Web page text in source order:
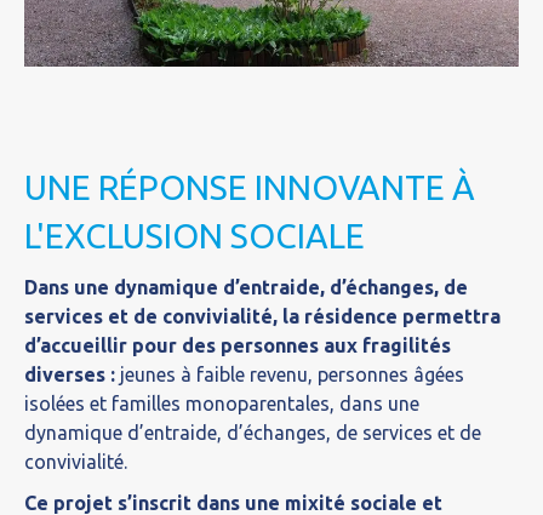
UNE RÉPONSE INNOVANTE À
L'EXCLUSION SOCIALE
Dans une dynamique d’entraide, d’échanges, de
services et de convivialité, la résidence permettra
d’accueillir pour des personnes aux fragilités
diverses : jeunes à faible revenu, personnes âgées
isolées et familles monoparentales, dans une
dynamique d’entraide, d’échanges, de services et de
convivialité.
Ce projet s’inscrit dans une mixité sociale et